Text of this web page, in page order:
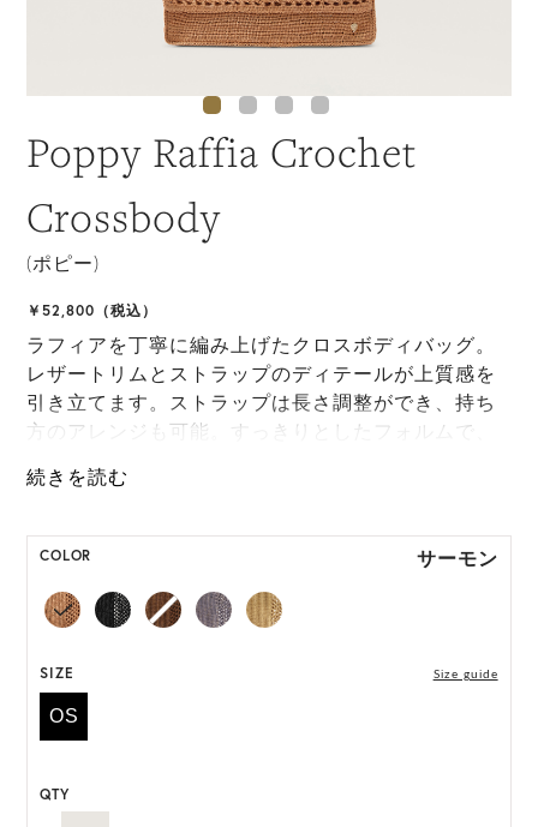
Poppy Raffia Crochet
Crossbody
(ポピー)
￥52,800（税込）
ラフィアを丁寧に編み上げたクロスボディバッグ。
レザートリムとストラップのディテールが上質感を
引き立てます。ストラップは長さ調整ができ、持ち
方のアレンジも可能。すっきりとしたフォルムで、
*天然素材を用いたハンドメイドのため、サイズ・色
HAT BOX に収納できない商品です。
COLOR サーモン
SIZE Size guide
OS
QTY